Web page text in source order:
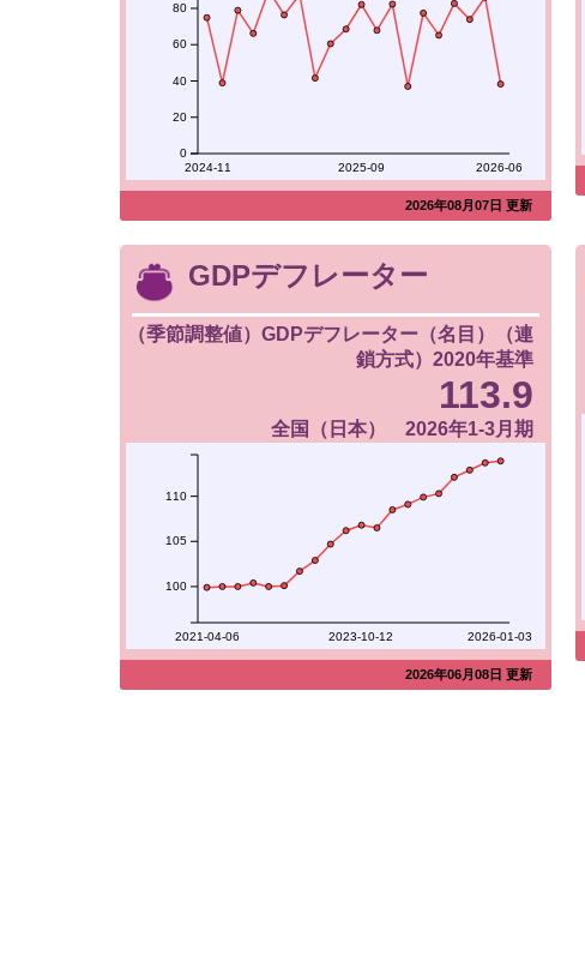
2024-11 2025-09 2026-06
0
20
40
60
80
2026年08月07日 更新
GDPデフレーター
（季節調整値）GDPデフレーター（名目）（連
鎖方式）2020年基準
113.9
全国（日本） 2026年1-3月期
2021-04-06 2023-10-12 2026-01-03
100
105
110
2026年06月08日 更新